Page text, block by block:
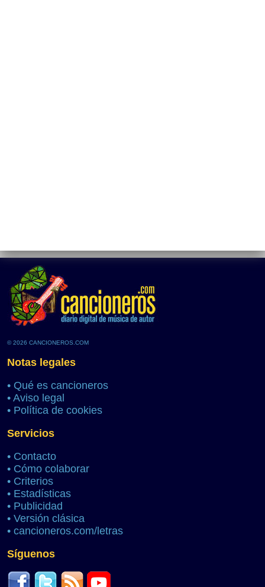
© 2026 CANCIONEROS.COM
Notas legales
• Qué es cancioneros
• Aviso legal
• Política de cookies
Servicios
• Contacto
• Cómo colaborar
• Criterios
• Estadísticas
• Publicidad
• Versión clásica
• cancioneros.com/letras
Síguenos